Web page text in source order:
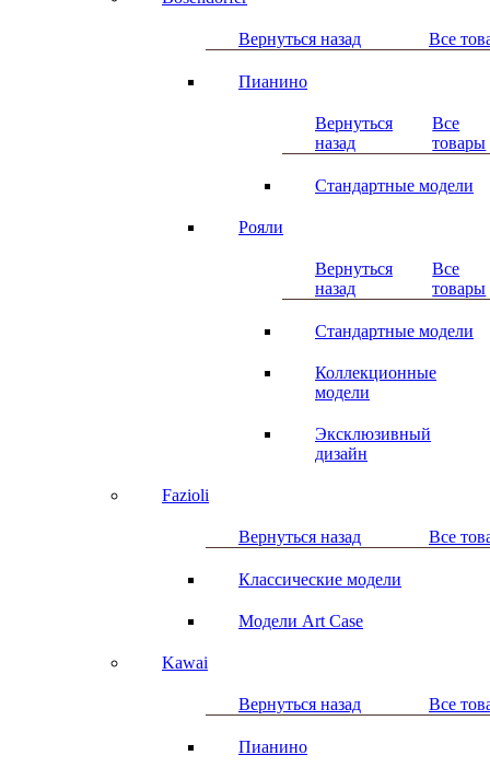
Вернуться назад Все
Пианино
Вернуться
назад
Все
товары
Стандартные модели
Рояли
Вернуться
назад
Все
товары
Стандартные модели
Коллекционные
модели
Эксклюзивный
дизайн
Fazioli
Вернуться назад Все
Классические модели
Модели Art Case
Kawai
Вернуться назад Все
Пианино